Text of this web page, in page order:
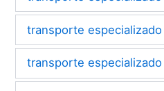
transporte
transporte especializado